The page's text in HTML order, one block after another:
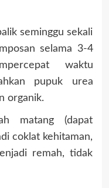
seminggu sekali
selama 3-4
waktu
pupuk urea
organik.
matang (dapat
coklat kehitaman,
remah, tidak